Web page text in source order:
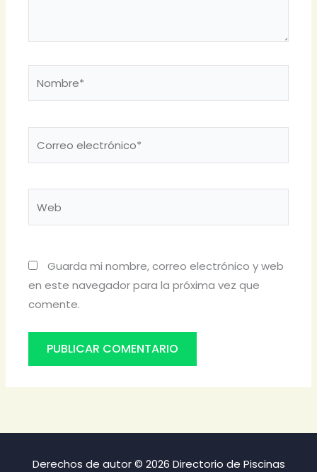
Guarda mi nombre, correo electrónico y web
en este navegador para la próxima vez que
comente.
Derechos de autor © 2026 Directorio de Piscinas